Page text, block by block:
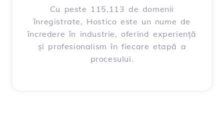
Cu peste 115,113 de domenii
înregistrate, Hostico este un nume de
încredere în industrie, oferind experiență
și profesionalism în fiecare etapă a
procesului.